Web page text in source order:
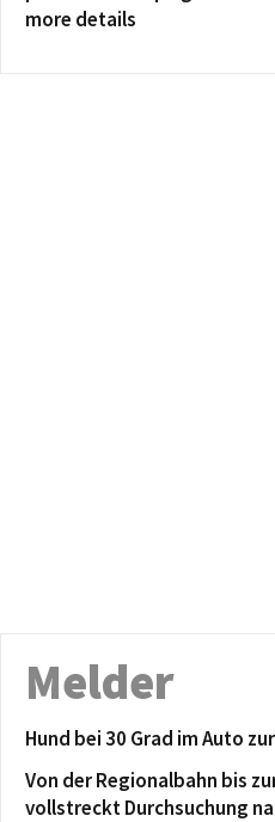
more details
Melder
Hund bei 30 Grad im Auto
Von der Regionalbahn bis
vollstreckt Durchsuchung